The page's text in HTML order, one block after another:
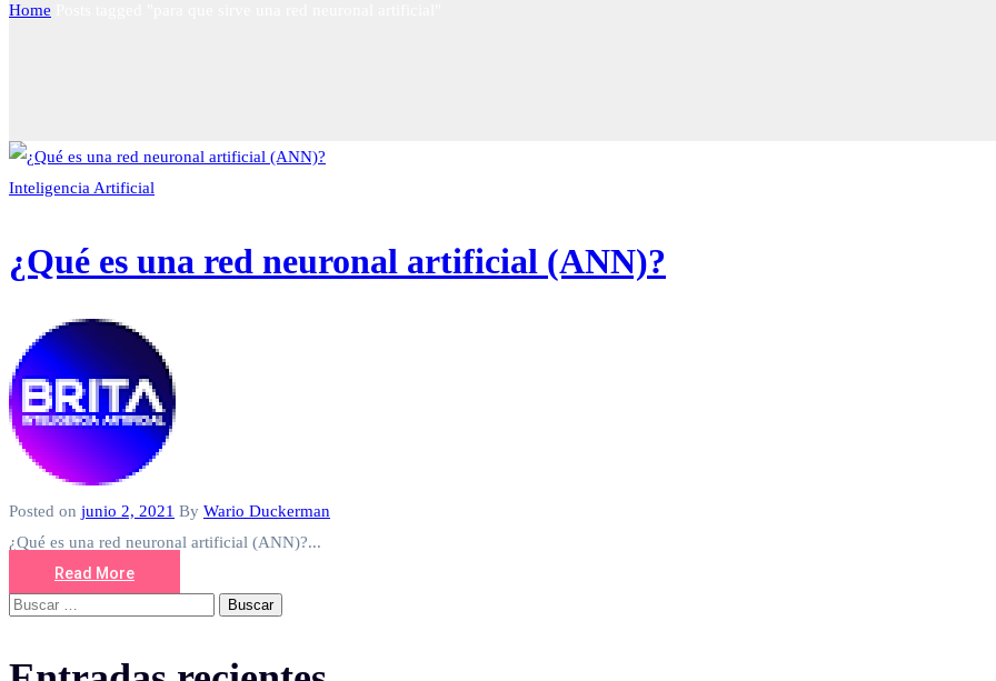
Home
Inteligencia Artificial
¿Qué es una red neuronal artificial (ANN)?
Posted on junio 2, 2021 By Wario Duckerman
¿Qué es una red neuronal artificial (ANN)?...
Read More
Buscar: